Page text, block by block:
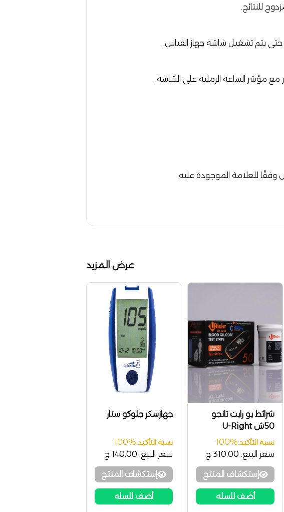
للنتائج.
حتى يتم تشغيل شاشة جهاز القياس.
مؤشر الساعة الرملية على الشاشة.
وفقًا للعلامة الموجودة عليه.
عرض المزيد
شرائط يو رايت تانجو
50ش U-Right
Tango TD4235
نسبة التأكيد:100%
سعر البيع: 310.00 ج
إستكشاف المنتج
أضف للسله
جهازسكر جلوكو ستار
نسبة التأكيد:100%
سعر البيع: 140.00 ج
إستكشاف المنتج
أضف للسله